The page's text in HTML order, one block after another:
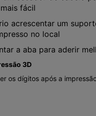
fácil
acrescentar um
no local
a aba para aderir
3D
os dígitos após a